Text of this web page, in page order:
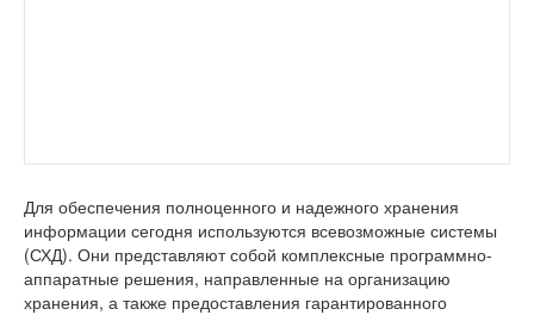
Для обеспечения полноценного и надежного хранения
информации сегодня используются всевозможные системы
(СХД). Они представляют собой комплексные программно-
аппаратные решения, направленные на организацию
хранения, а также предоставления гарантированного